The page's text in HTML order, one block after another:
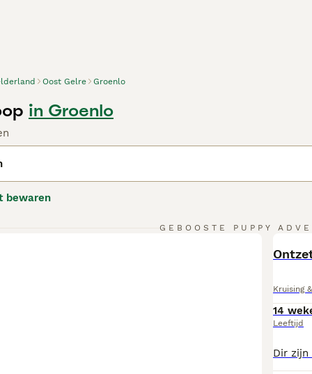
Oost Gelre Groenlo
in Groenlo
bewaren
GEBOOSTE PUPPY
Kruising
14
Leeftijd